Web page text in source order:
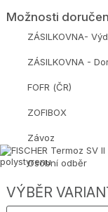
Možnosti
ZÁSILKOVNA-
ZÁSILKOVNA -
FOFR (ČR)
ZOFIBOX
Závoz
Osobní odběr
VÝBĚR